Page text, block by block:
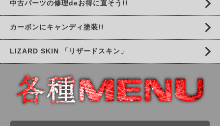
中古パーツの修理deお得に直そう!!
カーボンにキャンディ塗装!!
LIZARD SKIN 「リザードスキン」